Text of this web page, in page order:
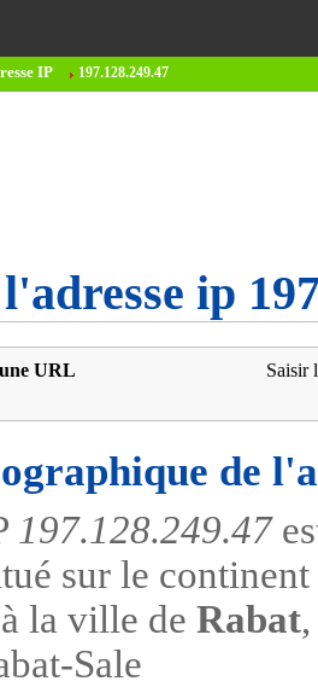
IP 197.128.249.47
ip
URL Saisir
de
197.128.249.47
sur le
la ville de Rabat
Sale